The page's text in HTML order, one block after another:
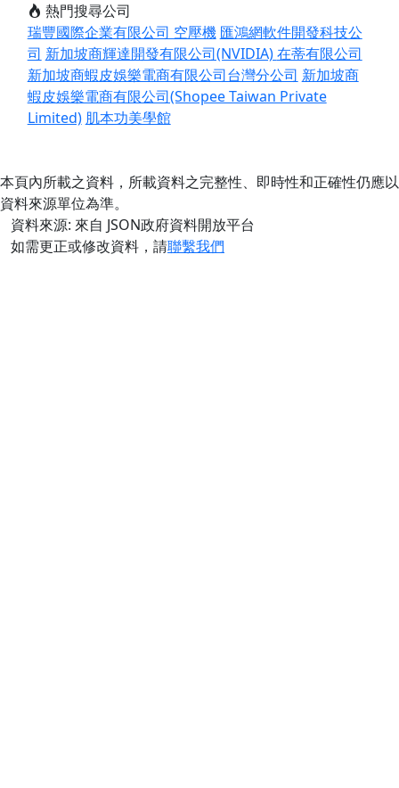
熱門搜尋公司
瑞豐國際企業有限公司 空壓機 匯鴻網軟件開發科技公
司 新加坡商輝達開發有限公司(NVIDIA)在蒂有限公司
新加坡商蝦皮娛樂電商有限公司台灣分公司 新加坡商
蝦皮娛樂電商有限公司(Shopee Taiwan Private
Limited) 肌本功美學館
本頁內所載之資料，所載資料之完整性、即時性和正確性仍應以
資料來源單位為準。
資料來源: 來自 JSON政府資料開放平台
如需更正或修改資料，請聯繫我們